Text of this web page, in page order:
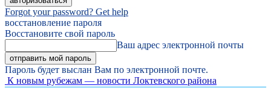
Forgot your password? Get help
восстановление пароля
Восстановите свой пароль
Ваш адрес электронной почты
Пароль будет выслан Вам по электронной почте.
К новым рубежам — новости Локтевского района